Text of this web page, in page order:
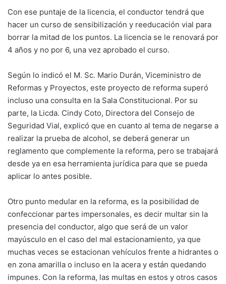
Con ese puntaje de la licencia, el conductor tendrá que
hacer un curso de sensibilización y reeducación vial para
borrar la mitad de los puntos. La licencia se le renovará por
4 años y no por 6, una vez aprobado el curso.
Según lo indicó el M. Sc. Mario Durán, Viceministro de
Reformas y Proyectos, este proyecto de reforma superó
incluso una consulta en la Sala Constitucional. Por su
parte, la Licda. Cindy Coto, Directora del Consejo de
Seguridad Vial, explicó que en cuanto al tema de negarse a
realizar la prueba de alcohol, se deberá generar un
reglamento que complemente la reforma, pero se trabajará
desde ya en esa herramienta jurídica para que se pueda
aplicar lo antes posible.
Otro punto medular en la reforma, es la posibilidad de
confeccionar partes impersonales, es decir multar sin la
presencia del conductor, algo que será de un valor
mayúsculo en el caso del mal estacionamiento, ya que
muchas veces se estacionan vehículos frente a hidrantes o
en zona amarilla o incluso en la acera y están quedando
impunes. Con la reforma, las multas en estos y otros casos